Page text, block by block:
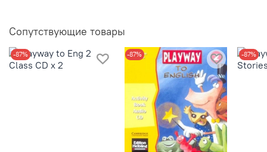
Сопутствующие товары
-87% -87% -87%